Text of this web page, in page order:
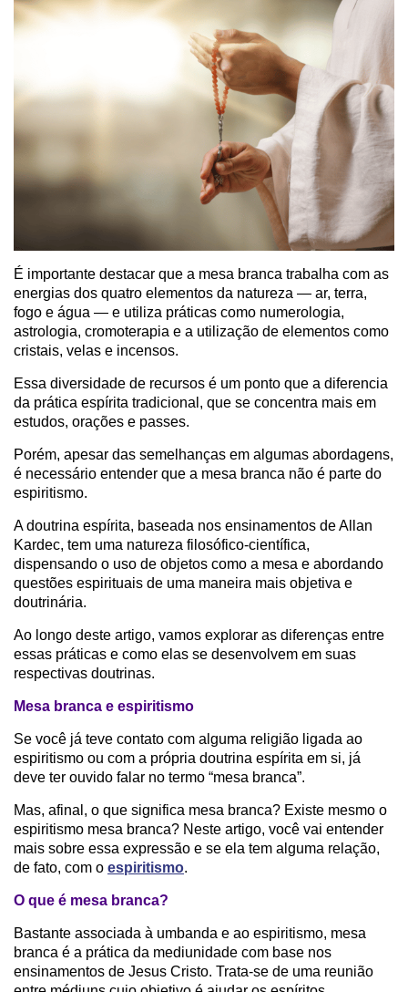
É importante destacar que a mesa branca trabalha com as
energias dos quatro elementos da natureza — ar, terra,
fogo e água — e utiliza práticas como numerologia,
astrologia, cromoterapia e a utilização de elementos como
cristais, velas e incensos.
Essa diversidade de recursos é um ponto que a diferencia
da prática espírita tradicional, que se concentra mais em
estudos, orações e passes.
Porém, apesar das semelhanças em algumas abordagens,
é necessário entender que a mesa branca não é parte do
espiritismo.
A doutrina espírita, baseada nos ensinamentos de Allan
Kardec, tem uma natureza filosófico-científica,
dispensando o uso de objetos como a mesa e abordando
questões espirituais de uma maneira mais objetiva e
doutrinária.
Ao longo deste artigo, vamos explorar as diferenças entre
essas práticas e como elas se desenvolvem em suas
respectivas doutrinas.
Mesa branca e espiritismo
Se você já teve contato com alguma religião ligada ao
espiritismo ou com a própria doutrina espírita em si, já
deve ter ouvido falar no termo “mesa branca”.
Mas, afinal, o que significa mesa branca? Existe mesmo o
espiritismo mesa branca? Neste artigo, você vai entender
mais sobre essa expressão e se ela tem alguma relação,
de fato, com o espiritismo.
O que é mesa branca?
Bastante associada à umbanda e ao espiritismo, mesa
branca é a prática da mediunidade com base nos
ensinamentos de Jesus Cristo. Trata-se de uma reunião